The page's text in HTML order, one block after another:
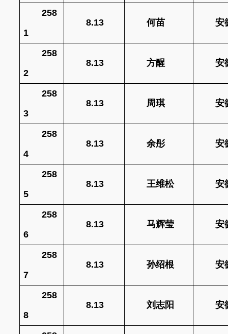
258
1
8.13 何苗 安
258
2
8.13 方醒 安
258
3
8.13 周琪 安
258
4
8.13 余彤 安
258
5
8.13 王维松 安
258
6
8.13 马辉莹 安
258
7
8.13 孙绍根 安
258
8
8.13 刘志阳 安